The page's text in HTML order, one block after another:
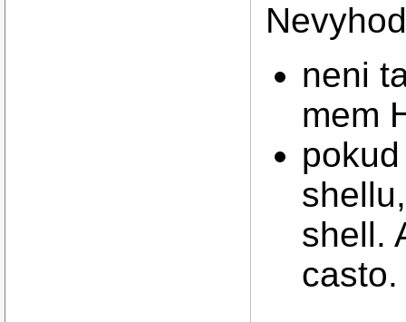
neni
mem
shell.